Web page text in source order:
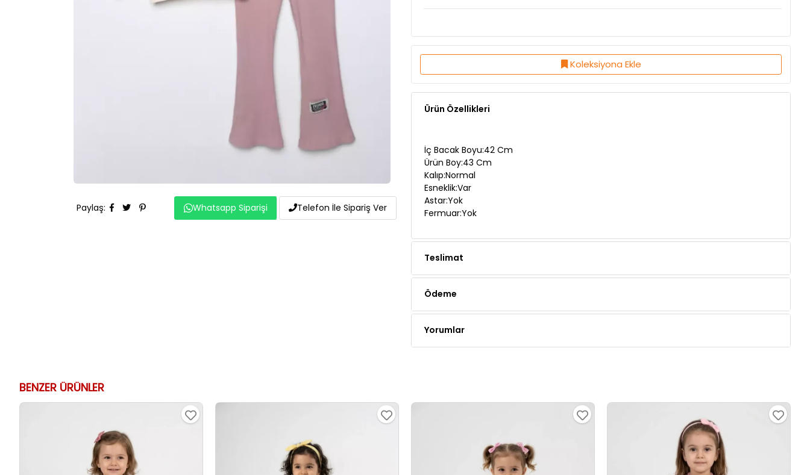
Paylaş: Whatsapp Siparişi Telefon İle Sipariş Ver
Koleksiyona Ekle
Ürün Özellikleri
İç Bacak Boyu:42 Cm
Ürün Boy:43 Cm
Kalıp:Normal
Esneklik:Var
Astar:Yok
Fermuar:Yok
Teslimat
Ödeme
Yorumlar
BENZER ÜRÜNLER